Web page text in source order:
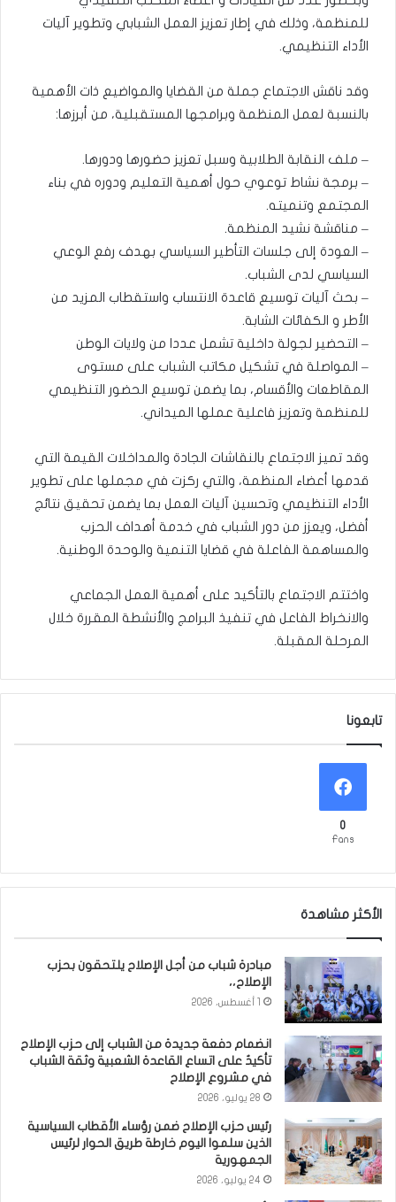
للمنظمة، وذلك في إطار تعزيز العمل الشبابي وتطوير آليات
الأداء التنظيمي.
وقد ناقش الاجتماع جملة من القضايا والمواضيع ذات الأهمية
بالنسبة لعمل المنظمة وبرامجها المستقبلية، من أبرزها:
– ملف النقابة الطلابية وسبل تعزيز حضورها ودورها.
– برمجة نشاط توعوي حول أهمية التعليم ودوره في بناء
المجتمع وتنميته.
– مناقشة نشيد المنظمة.
– العودة إلى جلسات التأطير السياسي بهدف رفع الوعي
السياسي لدى الشباب.
– بحث آليات توسيع قاعدة الانتساب واستقطاب المزيد من
الأطر و الكفائات الشابة.
– التحضير لجولة داخلية تشمل عددا من ولايات الوطن
– المواصلة في تشكيل مكاتب الشباب على مستوى
المقاطعات والأقسام، بما يضمن توسيع الحضور التنظيمي
للمنظمة وتعزيز فاعلية عملها الميداني.
وقد تميز الاجتماع بالنقاشات الجادة والمداخلات القيمة التي
قدمها أعضاء المنظمة، والتي ركزت في مجملها على تطوير
الأداء التنظيمي وتحسين آليات العمل بما يضمن تحقيق نتائج
أفضل، ويعزز من دور الشباب في خدمة أهداف الحزب
والمساهمة الفاعلة في قضايا التنمية والوحدة الوطنية.
واختتم الاجتماع بالتأكيد على أهمية العمل الجماعي
والانخراط الفاعل في تنفيذ البرامج والأنشطة المقررة خلال
المرحلة المقبلة.
تابعونا
0
Fans
الأكثر مشاهدة
مبادرة شباب من أجل الإصلاح يلتحقون بحزب
الإصلاح،،
انضمام دفعة جديدة من الشباب إلى حزب الإصلاح
تأكيدٌ على اتساع القاعدة الشعبية وثقة الشباب
في مشروع الإصلاح
28 يوليو، 2026
رئيس حزب الإصلاح ضمن رؤساء الأقطاب السياسية
الذين سلموا اليوم خارطة طريق الحوار لرئيس
الجمهورية
24 يوليو، 2026